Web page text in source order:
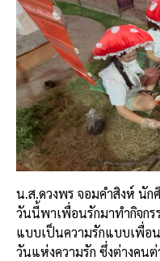
น.ส.ดวงพร จอมคำสิงห์ นั
วันนี้พาเพื่อนรักมาทำกิจกร
แบบเป็นความรักแบบเพื่อ
วันแห่งความรัก ซึ่งต่างคน